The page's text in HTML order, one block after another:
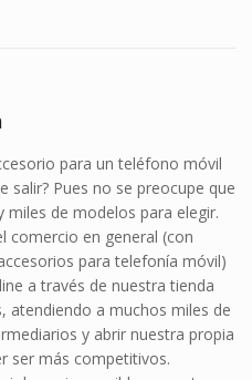
para un teléfono móvil
salir? Pues no se preocupe que
de modelos para elegir.
comercio en general (con
para telefonía móvil)
a través de nuestra tienda
atendiendo a muchos miles de
y abrir nuestra propia
ser más competitivos.